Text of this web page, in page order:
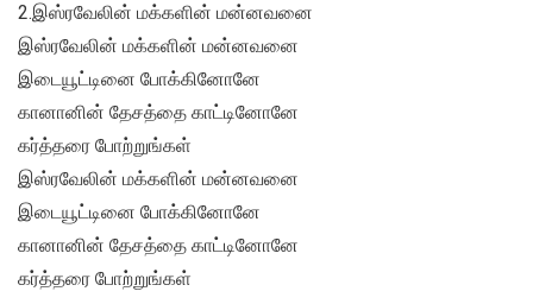
2.இஸ்ரவேலின் மக்களின் மன்னவனை
இஸ்ரவேலின் மக்களின் மன்னவனை
இடையூட்டினை போக்கினோனே
கானானின் தேசத்தை காட்டினோனே
கர்த்தரை போற்றுங்கள்
இஸ்ரவேலின் மக்களின் மன்னவனை
இடையூட்டினை போக்கினோனே
கானானின் தேசத்தை காட்டினோனே
கர்த்தரை போற்றுங்கள்